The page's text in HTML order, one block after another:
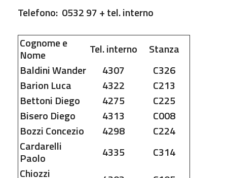
Telefono: 0532 97 + tel. interno
Cognome e
Nome Tel. interno
Stanza
BaldiniWander 4307
C326
BarionLuca 4322
C213
Bettoni Diego 4275
C225
Bisero Diego 4313
C008
BozziConcezio 4298
C224
Cardarelli
Paolo 4335
C314
Chiozzi